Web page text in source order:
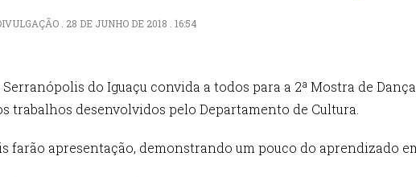
. 28 DE JUNHO DE 2018 . 16:54
do Iguaçu convida a todos para a 2ª Mostra de
trabalhos desenvolvidos pelo Departamento de Cultura.
farão apresentação, demonstrando um pouco do aprendizado